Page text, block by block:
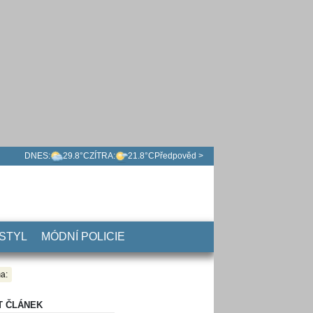
DNES: 29.8°CZÍTRA: 21.8°C Předpověd >
MÓDNÍ POLICIE
ČLÁNEK